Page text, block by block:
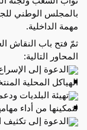
بالمجلس الوطني
مهمة الداخلية.
ثمّ فتح باب النقاش
المحاور التالية:
الدعوة إلى
الهياكل المحلية
تهيئة البلديات
لتمكينها من أداء
الدعوة إلى تكثيف